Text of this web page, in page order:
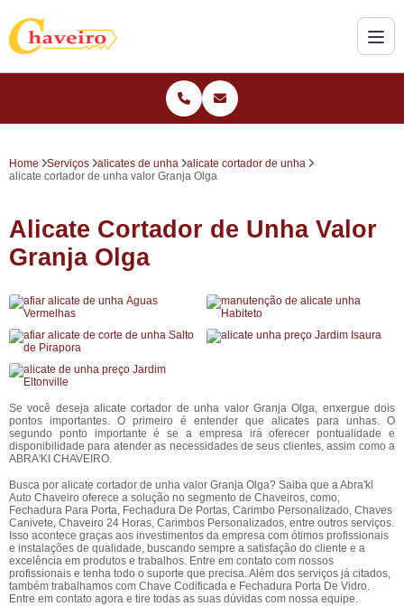
Home Serviços alicates de unha
alicate cortador de unha
alicate cortador de unha valor Granja Olga
Alicate Cortador de Unha Valor
Granja Olga
Se você deseja alicate cortador de unha valor Granja Olga, enxergue dois
pontos importantes. O primeiro é entender que alicates para unhas. O
segundo ponto importante é se a empresa irá oferecer pontualidade e
disponibilidade para atender as necessidades de seus clientes, assim como a
ABRA'KI CHAVEIRO.
Busca por alicate cortador de unha valor Granja Olga? Saiba que a Abra'ki
Auto Chaveiro oferece a solução no segmento de Chaveiros, como,
Fechadura Para Porta, Fechadura De Portas, Carimbo Personalizado, Chaves
Canivete, Chaveiro 24 Horas, Carimbos Personalizados, entre outros serviços.
Isso acontece graças aos investimentos da empresa com ótimos profissionais
e instalações de qualidade, buscando sempre a satisfação do cliente e a
excelência em produtos e trabalhos. Entre em contato com nossos
profissionais e tenha todo o suporte que precisa. Além dos serviços já citados,
também trabalhamos com Chave Codificada e Fechadura Porta De Vidro.
Entre em contato agora e tire todas as suas dúvidas com nossa equipe.